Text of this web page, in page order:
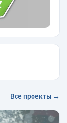
Все проекты →